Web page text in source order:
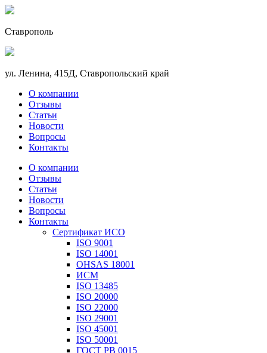
Ставрополь
ул. Ленина, 415Д, Ставропольский край
О компании
Отзывы
Статьи
Новости
Вопросы
Контакты
О компании
Отзывы
Статьи
Новости
Вопросы
Контакты
Сертификат ИСО
ISO 9001
ISO 14001
OHSAS 18001
ИСМ
ISO 13485
ISO 20000
ISO 22000
ISO 29001
ISO 45001
ISO 50001
ГОСТ РВ 0015